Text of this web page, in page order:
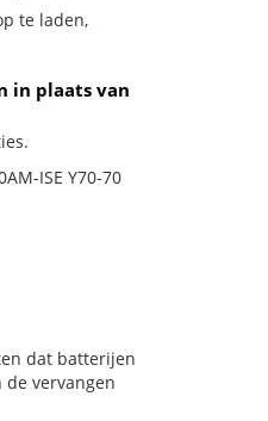
te laden,
in plaats van
ISE Y70-70
dat batterijen
vervangen